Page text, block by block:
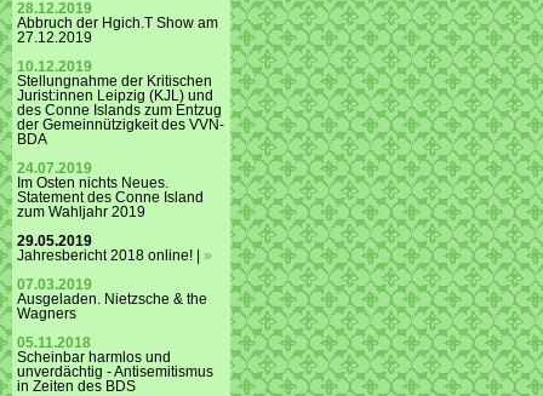
28.12.2019
Abbruch der Hgich.T Show am
27.12.2019
10.12.2019
Stellungnahme der Kritischen
Jurist:innen Leipzig (KJL) und
des Conne Islands zum Entzug
der Gemeinnützigkeit des VVN-
BDA
24.07.2019
Im Osten nichts Neues.
Statement des Conne Island
zum Wahljahr 2019
29.05.2019
Jahresbericht 2018 online! | »
07.03.2019
Ausgeladen. Nietzsche & the
Wagners
05.11.2018
Scheinbar harmlos und
unverdächtig - Antisemitismus
in Zeiten des BDS